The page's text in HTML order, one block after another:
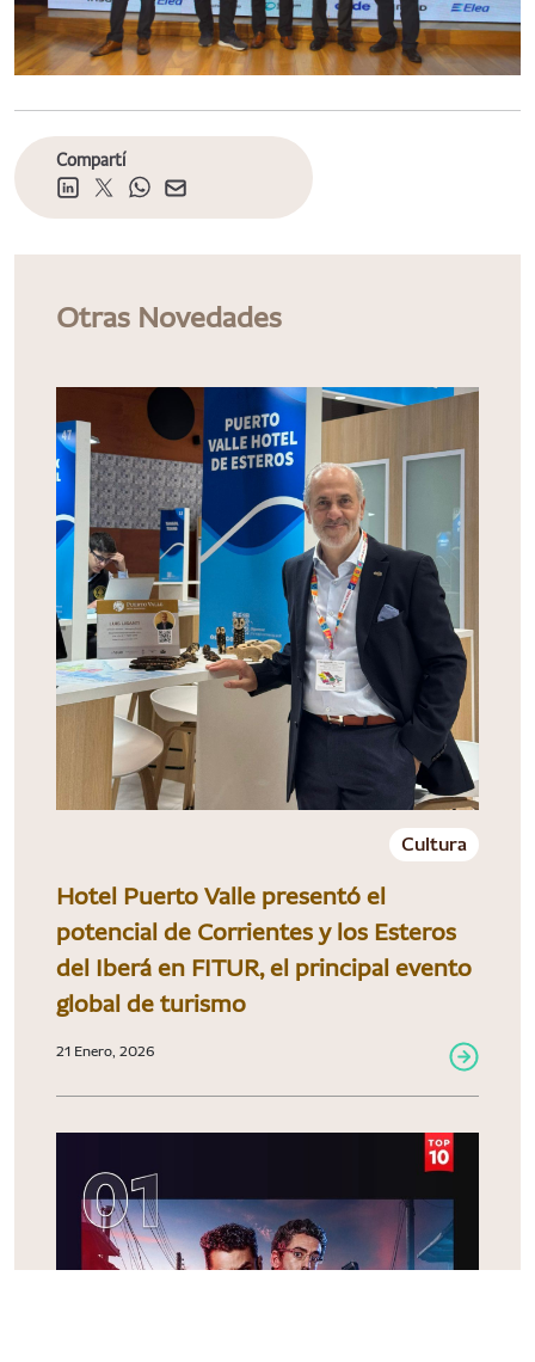
Compartí
Otras Novedades
Cultura
Hotel Puerto Valle presentó el
potencial de Corrientes y los Esteros
del Iberá en FITUR, el principal evento
global de turismo
21 Enero, 2026